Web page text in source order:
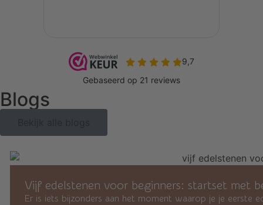
Blogs
Bekijk alle blogs
Vijf edelstenen voor beginners: startset met
Er is iets bijzonders aan het moment waarop je je eerste